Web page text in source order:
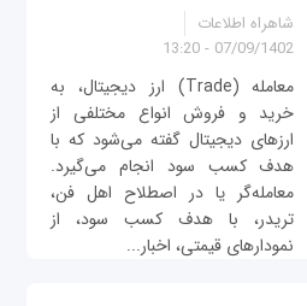
شاهراه اطلاعات
07/09/1402 - 13:20
معامله (Trade) ارز دیجیتال، به
خرید و فروش انواع مختلفی از
ارزهای دیجیتال گفته می‌شود که با
هدف کسب سود انجام می‌گیرد.
معامله‌گر یا در اصطلاح اهل فن،
تریدر، با هدف کسب سود، از
نمودارهای قیمتی، اخبار...